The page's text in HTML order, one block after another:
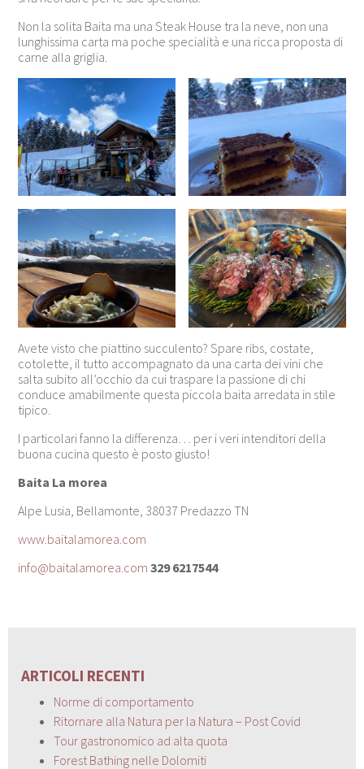
Non la solita Baita ma una Steak House tra la neve, non una
lunghissima carta ma poche specialità e una ricca proposta di
carne alla griglia.
Avete visto che piattino succulento? Spare ribs, costate,
cotolette, il tutto accompagnato da una carta dei vini che
salta subito all’occhio da cui traspare la passione di chi
conduce amabilmente questa piccola baita arredata in stile
tipico.
I particolari fanno la differenza… per i veri intenditori della
buona cucina questo è posto giusto!
Baita La morea
Alpe Lusia, Bellamonte, 38037 Predazzo TN
www.baitalamorea.com
info@baitalamorea.com 329 6217544
ARTICOLI RECENTI
Norme di comportamento
Ritornare alla Natura per la Natura – Post Covid
Tour gastronomico ad alta quota
Forest Bathing nelle Dolomiti